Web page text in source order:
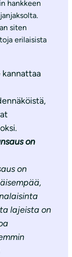
hankkeen
siten
erilaisista
kannattaa
on
on
lajeista on